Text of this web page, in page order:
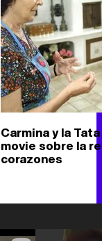
Carmina y la
movie sobre la
corazones